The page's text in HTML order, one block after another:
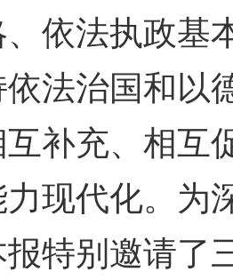
依法执政基
法治国和以
补充、相互
现代化。为
特别邀请了